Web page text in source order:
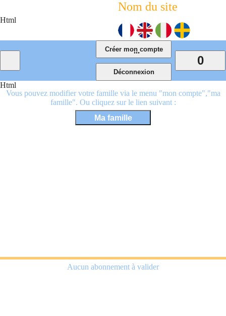
Html
Nom du site
Html
0
...
Vous pouvez modifier votre famille via le menu "mon compte","ma
famille". Ou cliquez sur le lien suivant :
Aucun abonnement à valider